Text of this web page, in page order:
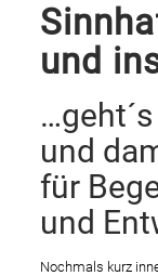
und
und
für
und
Nochmals kurz